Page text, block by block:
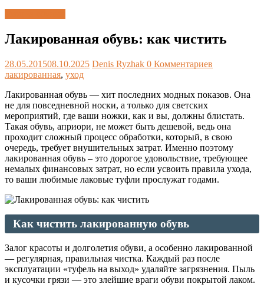
Лакированная обувь: как чистить
28.05.201508.10.2025 Denis Ryzhak 0 Комментариев
лакированная, уход
Лакированная обувь — хит последних модных показов. Она
не для повседневной носки, а только для светских
мероприятий, где ваши ножки, как и вы, должны блистать.
Такая обувь, априори, не может быть дешевой, ведь она
проходит сложный процесс обработки, который, в свою
очередь, требует внушительных затрат. Именно поэтому
лакированная обувь – это дорогое удовольствие, требующее
немалых финансовых затрат, но если усвоить правила ухода,
то ваши любимые лаковые туфли прослужат годами.
Как чистить лакированную обувь
Залог красоты и долголетия обуви, а особенно лакированной
— регулярная, правильная чистка. Каждый раз после
эксплуатации «туфель на выход» удаляйте загрязнения. Пыль
и кусочки грязи — это злейшие враги обуви покрытой лаком.